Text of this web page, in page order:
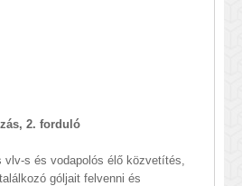
2. forduló
vlv-s és vodapolós élő közvetítés,
góljait felvenni és